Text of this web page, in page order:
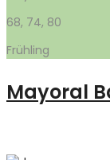
68, 74, 80
Frühling
Mayoral